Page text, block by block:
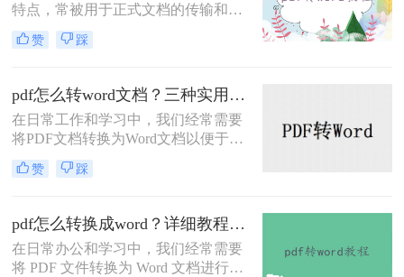
特点，常被用于正式文档的传输和存
档。然而，当我们需要编辑PDF内容
时，将其转换为Word文档是常见需
绍两种实用的PDF转Word方法，帮助
你轻松完成格式转换。
赞 踩
pdf怎么转word文档？三种实用方法介绍!
在日常工作和学习中，我们经常需要
将PDF文档转换为Word文档以便于编
辑和修改。那么pdf怎么转word文档
呢？本文将介绍三种实用的PDF转
缺点和适用场景，希望能帮助您找到
最适合自己的转换方式。
赞 踩
pdf怎么转换成word？详细教程与工具推荐！
在日常办公和学习中，我们经常需要
将 PDF 文件转换为 Word 文档进行编